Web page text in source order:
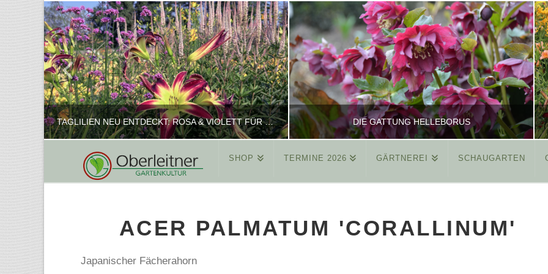
TAGLILIEN NEU ENTDECKT: ROSA & VIOLETT FÜR ROMANTISCHE PFLANZKOMBINATIONEN
REINHARD
FEBRUAR 16, 2025
DIE GATTUNG HELLEBORUS
REINHARD
MÄRZ 26, 2015
SHOP TERMINE 2026 GÄRTNEREI SCHAUGARTEN
ACER PALMATUM 'CORALLINUM'
Japanischer Fächerahorn